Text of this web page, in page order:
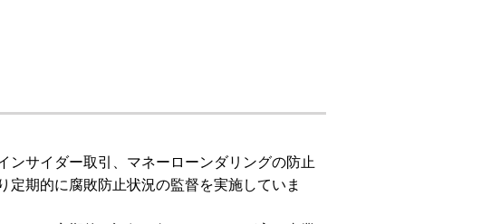
ンサイダー取引、マネーローンダリングの防止
定期的に腐敗防止状況の監督を実施していま